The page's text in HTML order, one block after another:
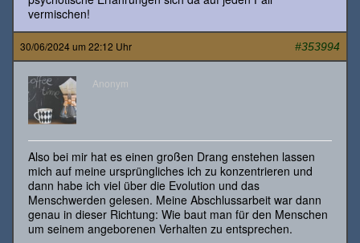
vermischen!
30/06/2024 um 22:12 Uhr #353994
Anonym
Also bei mir hat es einen großen Drang enstehen lassen
mich auf meine ursprüngliches ich zu konzentrieren und
dann habe ich viel über die Evolution und das
Menschwerden gelesen. Meine Abschlussarbeit war dann
genau in dieser Richtung: Wie baut man für den Menschen
um seinem angeborenen Verhalten zu entsprechen.